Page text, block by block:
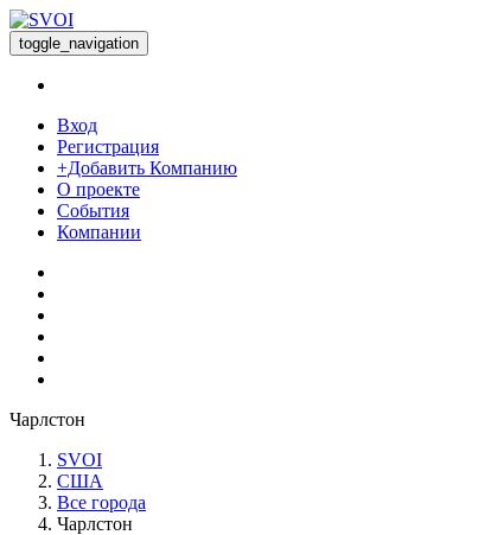
toggle_navigation
Вход
Регистрация
+Добавить Компанию
О проекте
События
Компании
Чарлстон
SVOI
США
Все города
Чарлстон